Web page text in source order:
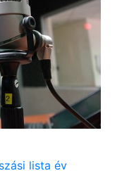
lista év